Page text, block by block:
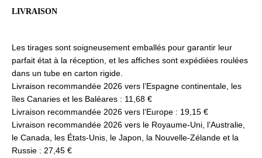
LIVRAISON
Les tirages sont soigneusement emballés pour garantir leur
parfait état à la réception, et les affiches sont expédiées roulées
dans un tube en carton rigide.
Livraison recommandée 2026 vers l’Espagne continentale, les
îles Canaries et les Baléares : 11,68 €
Livraison recommandée 2026 vers l’Europe : 19,15 €
Livraison recommandée 2026 vers le Royaume-Uni, l’Australie,
le Canada, les États-Unis, le Japon, la Nouvelle-Zélande et la
Russie : 27,45 €